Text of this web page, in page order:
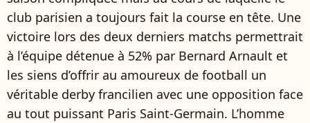
club parisien a toujours fait la course en tête. Une
victoire lors des deux derniers matchs permettrait
à l’équipe détenue à 52% par Bernard Arnault et
les siens d’offrir au amoureux de football un
véritable derby francilien avec une opposition face
au tout puissant Paris Saint-Germain. L’homme